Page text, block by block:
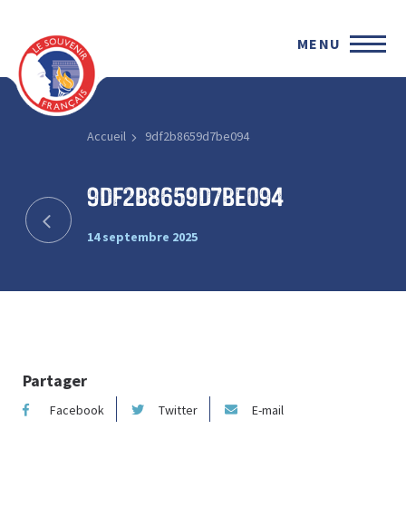
MENU
Accueil 9df2b8659d7be094
9df2b8659d7be094
14 septembre 2025
Partager
Facebook Twitter E-mail